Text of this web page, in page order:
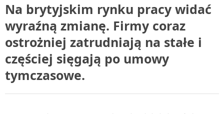
Na brytyjskim rynku pracy widać
wyraźną zmianę. Firmy coraz
ostrożniej zatrudniają na stałe i
częściej sięgają po umowy
tymczasowe.